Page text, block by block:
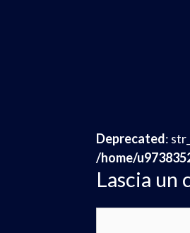
Deprecated:
/home/
Lascia un